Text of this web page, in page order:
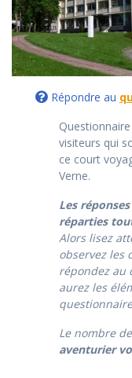
Répondre au
visiteurs qui
ce court
Verne.
Les
réparties
Alors lisez
observez les
répondez au
aurez les
Le nombre
aventurier